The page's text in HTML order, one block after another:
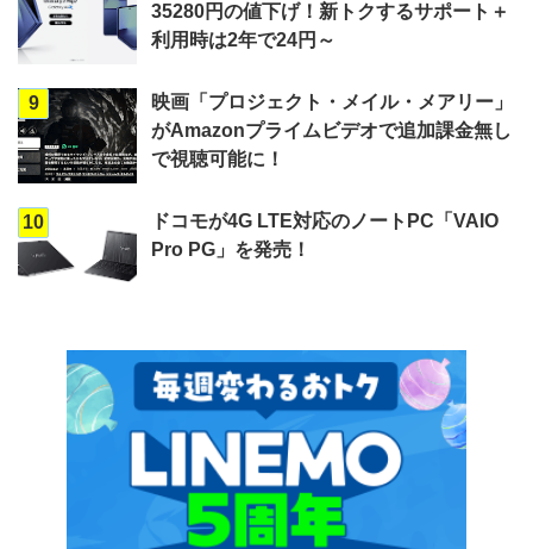
35280円の値下げ！新トクするサポート＋
利用時は2年で24円～
9
映画「プロジェクト・メイル・メアリー」
がAmazonプライムビデオで追加課金無し
で視聴可能に！
10
ドコモが4G LTE対応のノートPC「VAIO
Pro PG」を発売！